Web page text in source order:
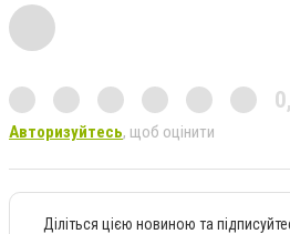
Авторизуйтесь, щоб оцінити
Діліться цією новиною та